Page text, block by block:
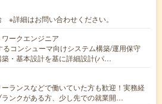
※詳細はお問い合わせください。
ークエンジニア
るコンシューマ向けシステム構築/運用保守
築・基本設計を基に詳細設計(パ…
ランスなどで働いていた方も歓迎！実務経
ンクがある方、少し先での就業開…